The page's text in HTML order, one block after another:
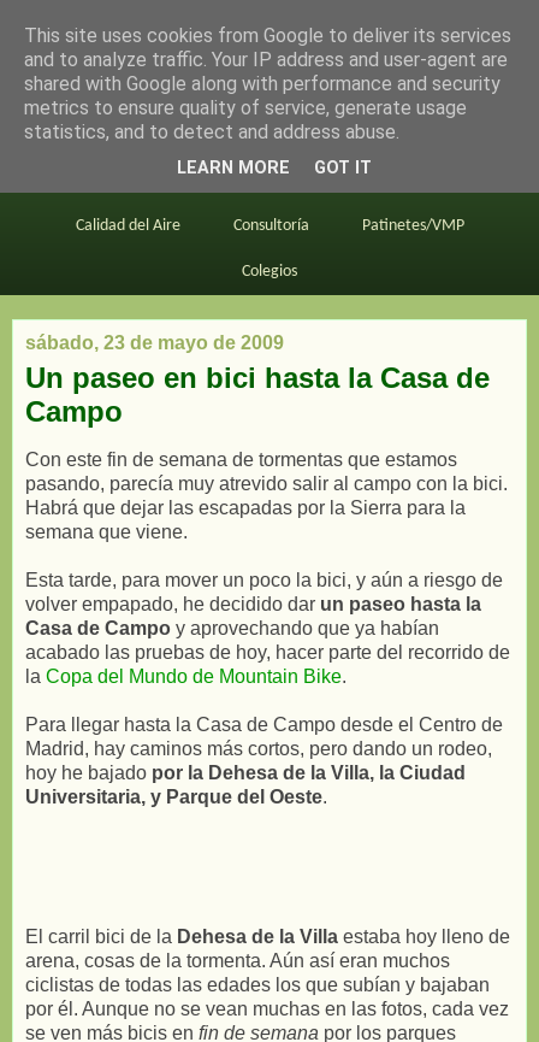
en bici por madrid
Este blog BiciMAD Primeros consejos
Calidad del Aire Consultoría Patinetes/VMP
Colegios
sábado, 23 de mayo de 2009
Un paseo en bici hasta la Casa de
Campo
Con este fin de semana de tormentas que estamos
pasando, parecía muy atrevido salir al campo con la bici.
Habrá que dejar las escapadas por la Sierra para la
semana que viene.
Esta tarde, para mover un poco la bici, y aún a riesgo de
volver empapado, he decidido dar un paseo hasta la
Casa de Campo y aprovechando que ya habían
acabado las pruebas de hoy, hacer parte del recorrido de
la Copa del Mundo de Mountain Bike.
Para llegar hasta la Casa de Campo desde el Centro de
Madrid, hay caminos más cortos, pero dando un rodeo,
hoy he bajado por la Dehesa de la Villa, la Ciudad
Universitaria, y Parque del Oeste.
El carril bici de la Dehesa de la Villa estaba hoy lleno de
arena, cosas de la tormenta. Aún así eran muchos
ciclistas de todas las edades los que subían y bajaban
por él. Aunque no se vean muchas en las fotos, cada vez
se ven más bicis en fin de semana por los parques
This site uses cookies from Google to deliver its services
and to analyze traffic. Your IP address and user-agent are
shared with Google along with performance and security
metrics to ensure quality of service, generate usage
statistics, and to detect and address abuse.
LEARN MORE GOT IT